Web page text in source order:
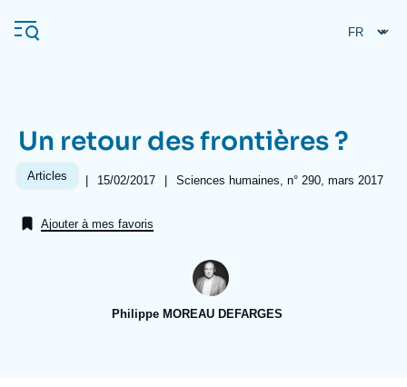
au
contenu
Navigation
principale
Événements
Recherches fréquentes
Un retour des frontières ?
Articles |
Date
publication
15/02/2017 | Références
Sciences humaines, n° 290, mars 2017
Ajouter à mes favoris
Philippe MOREAU DEFARGES